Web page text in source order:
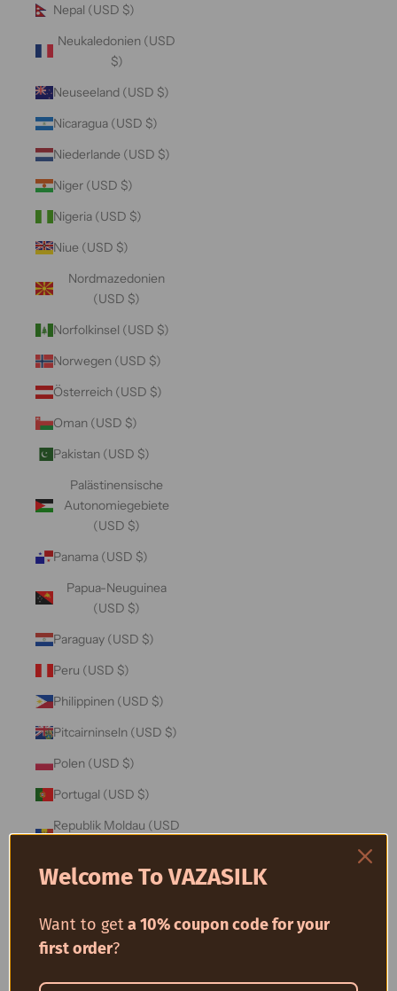
Nepal (USD $)
Neukaledonien (USD
$)
Neuseeland (USD $)
Nicaragua (USD $)
Niederlande (USD $)
Niger (USD $)
Nigeria (USD $)
Niue (USD $)
Nordmazedonien
(USD $)
Norfolkinsel (USD $)
Norwegen (USD $)
Österreich (USD $)
Oman (USD $)
Pakistan (USD $)
Palästinensische
Autonomiegebiete
(USD $)
Panama (USD $)
Papua-Neuguinea
(USD $)
Paraguay (USD $)
Peru (USD $)
Philippinen (USD $)
Pitcairninseln (USD $)
Polen (USD $)
Portugal (USD $)
Republik Moldau (USD
Réunion (USD $)
Rumänien (USD $)
Welcome To VAZASILK
Want to geta 10% coupon code for your
first order?